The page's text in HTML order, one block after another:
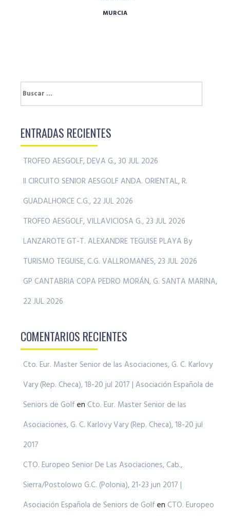
MURCIA
Buscar:
ENTRADAS RECIENTES
TROFEO AESGOLF, DEVA G., 30 JUL 2026
II CIRCUITO SENIOR AESGOLF ANDA. ORIENTAL, R.
GUADALHORCE C.G., 22 JUL 2026
TROFEO AESGOLF, VILLAVICIOSA G., 23 JUL 2026
LANZAROTE GT-T. ALEXANDRE TEGUISE PLAYA By
TURISMO TEGUISE, C.G. VALLROMANES, 23 JUL 2026
GP CANTABRIA COPA PEDRO MORÁN, G. SANTA MARINA,
22 JUL 2026
COMENTARIOS RECIENTES
Cto. Eur. Master Senior de las Asociaciones, G. C. Karlovy
Vary (Rep. Checa), 18-20 jul 2017 | Asociación Española de
Seniors de Golf en Cto. Eur. Master Senior de las
Asociaciones, G. C. Karlovy Vary (Rep. Checa), 18-20 jul
2017
CTO. Europeo Senior De Las Asociaciones, Cab.,
Sierra/Postolowo G.C. (Polonia), 21-23 jun 2017 |
Asociación Española de Seniors de Golf en CTO. Europeo